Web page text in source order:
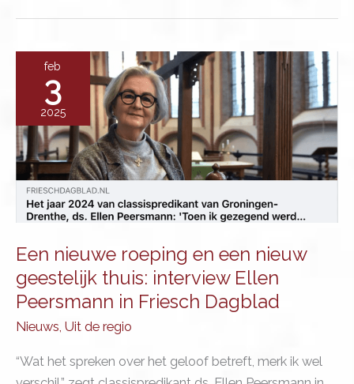
feb
3
2025
Een nieuwe roeping en een nieuw
geestelijk thuis: interview Ellen
Peersmann in Friesch Dagblad
Nieuws Uit de regio
“Wat het spreken over het geloof betreft, merk ik wel